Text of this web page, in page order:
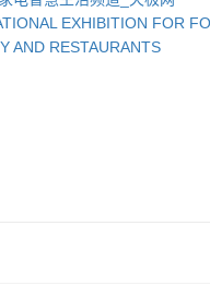
EXHIBITION FOR
AND RESTAURANTS